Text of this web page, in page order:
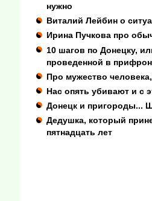
нужно
Виталий Лейбин о
Ирина Пучкова про
10 шагов по Донецку,
проведенной в
Про мужество
Нас опять убивают и с
Донецк и пригороды...
Дедушка, который
пятнадцать лет